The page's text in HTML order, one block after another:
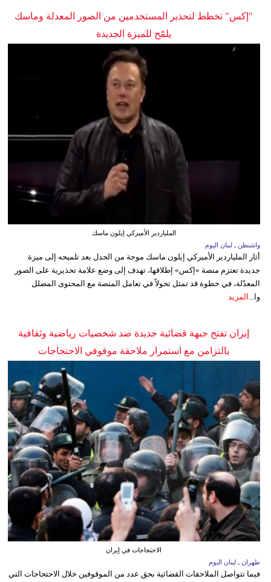
"إكس" تخطط لتحذير المستخدمين من الصور المعدلة وماسك
يلمّح للميزة الجديدة
الملياردير الأميركي إيلون ماسك
واشنطن ـ لبنان اليوم
أثار الملياردير الأميركي إيلون ماسك موجة من الجدل بعد تلميحه إلى ميزة
جديدة تعتزم منصة «إكس» إطلاقها، تهدف إلى وضع علامة تحذيرية على الصور
المعدّلة، في خطوة قد تمثل تحولاً في تعامل المنصة مع المحتوى المضلل
وا...
المزيد
إيران تفتح جبهة قضائية جديدة ضد شخصيات رياضية وثقافية
بالتزامن مع استمرار ملاحقة موقوفي الاحتجاجات
الاحتجاجات في إيران
طهران ـ لبنان اليوم
فيما تتواصل الملاحقات القضائية بحق عدد من الموقوفين خلال الاحتجاجات التي